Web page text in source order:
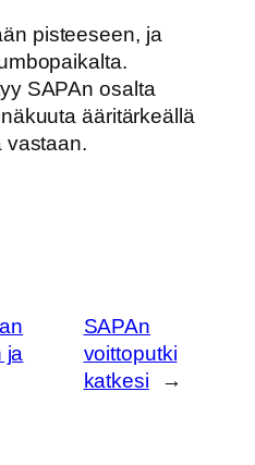
pisteeseen, ja
SAPAn osalta
ääritärkeällä
vastaan.
ja
SAPAn
voittoputki
katkesi
→